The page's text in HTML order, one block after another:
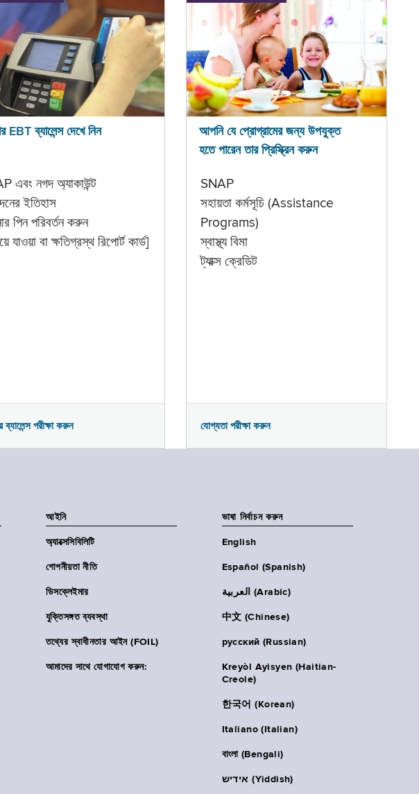
EBT ব্যালেন্স দেখে নিন
এবং নগদ অ্যাকাউন্ট
ইতিহাস
পিন পরিবর্তন করুন
যাওয়া বা ক্ষতিগ্রস্থ রিপোর্ট কার্ড]
পরীক্ষা করুন
আপনি যে প্রোগ্রামের জন্য উপযুক্ত
হতে পারেন তার প্রিস্ক্রিন করুন
SNAP
সহায়তা কর্মসূচি (Assistance
Programs)
স্বাস্থ্য বিমা
ট্যাক্স ক্রেডিট
যোগ্যতা পরীক্ষা করুন
আইনি
অ্যাক্সেসিবিলিটি
গোপনীয়তা নীতি
ডিসক্লেইমার
যুক্তিসঙ্গত ব্যবস্থা
তথ্যের স্বাধীনতার আইন (FOIL)
আমাদের সাথে যোগাযোগ করুন:
ভাষা নির্বাচন করুন
English
Español (Spanish)
العربية (Arabic)
中文 (Chinese)
русский (Russian)
Kreyòl Ayisyen (Haitian-
Creole)
한국어 (Korean)
Italiano (Italian)
বাংলা (Bengali)
אידיש (Yiddish)